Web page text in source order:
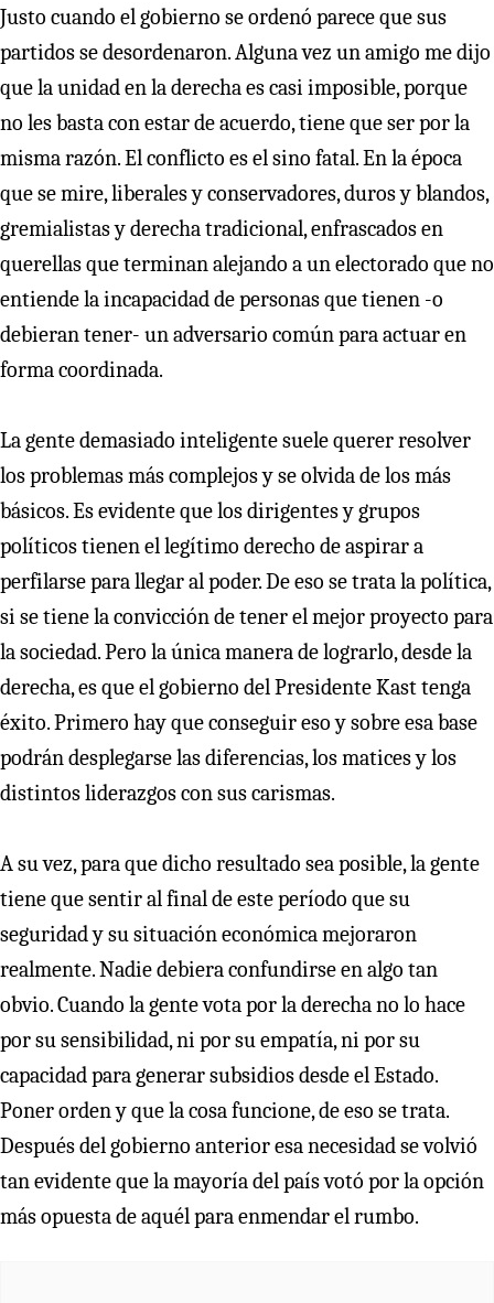
Justo cuando el gobierno se ordenó parece que sus
partidos se desordenaron. Alguna vez un amigo me dijo
que la unidad en la derecha es casi imposible, porque
no les basta con estar de acuerdo, tiene que ser por la
misma razón. El conflicto es el sino fatal. En la época
que se mire, liberales y conservadores, duros y blandos,
gremialistas y derecha tradicional, enfrascados en
querellas que terminan alejando a un electorado que no
entiende la incapacidad de personas que tienen -o
debieran tener- un adversario común para actuar en
forma coordinada.
La gente demasiado inteligente suele querer resolver
los problemas más complejos y se olvida de los más
básicos. Es evidente que los dirigentes y grupos
políticos tienen el legítimo derecho de aspirar a
perfilarse para llegar al poder. De eso se trata la política,
si se tiene la convicción de tener el mejor proyecto para
la sociedad. Pero la única manera de lograrlo, desde la
derecha, es que el gobierno del Presidente Kast tenga
éxito. Primero hay que conseguir eso y sobre esa base
podrán desplegarse las diferencias, los matices y los
distintos liderazgos con sus carismas.
A su vez, para que dicho resultado sea posible, la gente
tiene que sentir al final de este período que su
seguridad y su situación económica mejoraron
realmente. Nadie debiera confundirse en algo tan
obvio. Cuando la gente vota por la derecha no lo hace
por su sensibilidad, ni por su empatía, ni por su
capacidad para generar subsidios desde el Estado.
Poner orden y que la cosa funcione, de eso se trata.
Después del gobierno anterior esa necesidad se volvió
tan evidente que la mayoría del país votó por la opción
más opuesta de aquél para enmendar el rumbo.